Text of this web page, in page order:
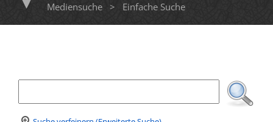
Mediensuche > Einfache Suche